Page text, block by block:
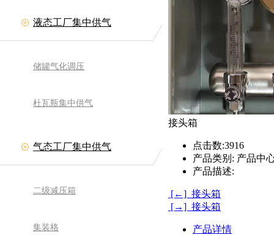
接头箱
点击数:3916
产品类别: 产品中
产品描述:
[←] 接头箱
[→] 接头箱
产品详情
液态工厂集中供气
储罐气化调压
杜瓦瓶集中供气
气态工厂集中供气
二级减压箱
集装格